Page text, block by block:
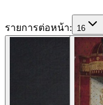
รายการต่อหน้า: 16